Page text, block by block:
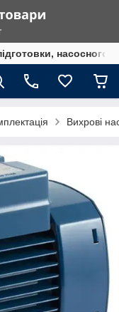
насосного
Вихрові